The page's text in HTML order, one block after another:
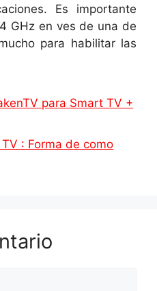
Es importante
GHz en ves de una de
para habilitar las
para Smart TV +
: Forma de como